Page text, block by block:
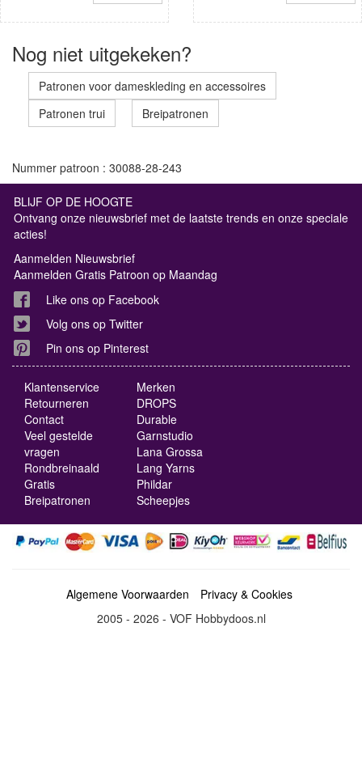
Nog niet uitgekeken?
Patronen voor dameskleding en accessoires
Patronen trui
Breipatronen
Nummer patroon : 30088-28-243
BLIJF OP DE HOOGTE
Ontvang onze nieuwsbrief met de laatste trends en onze speciale
acties!
Aanmelden Nieuwsbrief
Aanmelden Gratis Patroon op Maandag
Like ons op Facebook
Volg ons op Twitter
Pin ons op Pinterest
Klantenservice
Retourneren
Contact
Veel gestelde
vragen
Rondbreinaald
Gratis
Breipatronen
Merken
DROPS
Durable
Garnstudio
Lana Grossa
Lang Yarns
Phildar
Scheepjes
Algemene Voorwaarden
Privacy & Cookies
2005 - 2026 - VOF Hobbydoos.nl